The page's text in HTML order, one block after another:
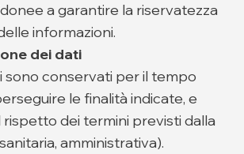
a garantire la riservatezza
informazioni.
dei dati
sono conservati per il tempo
le finalità indicate, e
dei termini previsti dalla
amministrativa).